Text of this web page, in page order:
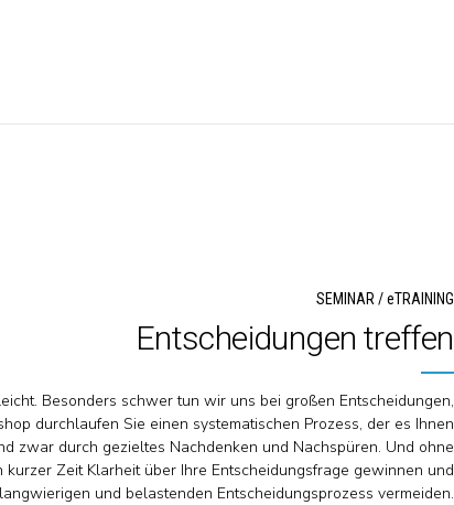
SEMINAR / eTRAINING
Entscheidungen treffen
Besonders schwer tun wir uns bei großen Entscheidungen,
durchlaufen Sie einen systematischen Prozess, der es Ihnen
zwar durch gezieltes Nachdenken und Nachspüren. Und ohne
Zeit Klarheit über Ihre Entscheidungsfrage gewinnen und
und belastenden Entscheidungsprozess vermeiden.